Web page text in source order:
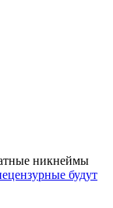
никнеймы
будут